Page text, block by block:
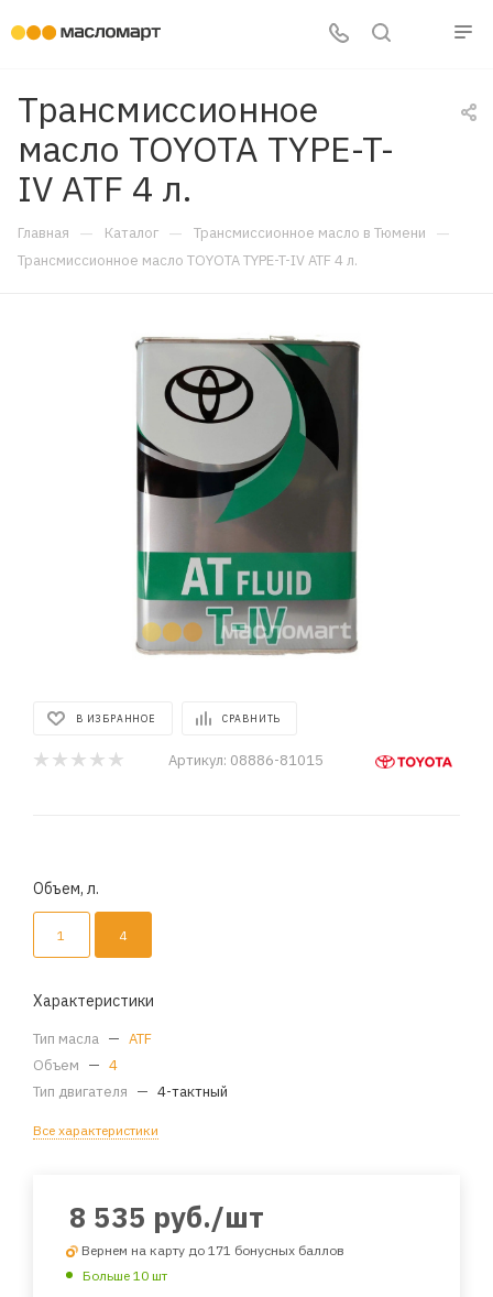
Трансмиссионное
масло TOYOTA TYPE-T-
IV ATF 4 л.
Главная — Каталог — Трансмиссионное масло в Тюмени —
Трансмиссионное масло TOYOTA TYPE-T-IV ATF 4 л.
В ИЗБРАННОЕ СРАВНИТЬ
Артикул: 08886-81015
Объем, л.
1 4
Характеристики
Тип масла — ATF
Объем — 4
Тип двигателя — 4-тактный
Все характеристики
8 535 руб./шт
Вернем на карту до 171 бонусных баллов
Больше 10 шт